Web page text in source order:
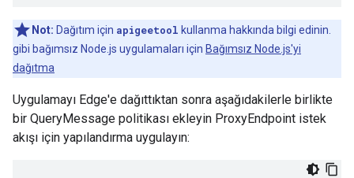
Not: Dağıtım için apigeetool kullanma hakkında bilgi edinin.
gibi bağımsız Node.js uygulamaları için Bağımsız Node.js'yi
dağıtma
Uygulamayı Edge'e dağıttıktan sonra aşağıdakilerle birlikte
bir QueryMessage politikası ekleyin ProxyEndpoint istek
akışı için yapılandırma uygulayın: